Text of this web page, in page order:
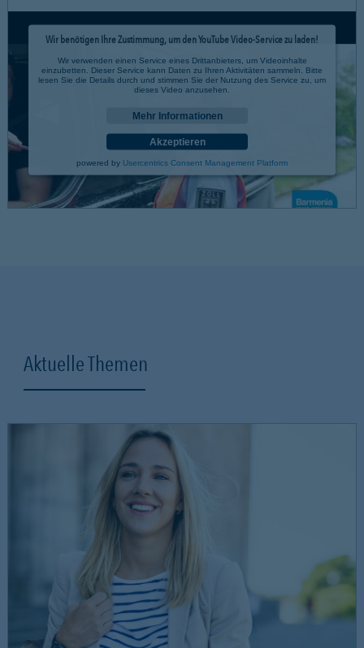
Wir benötigen Ihre Zustimmung, um den YouTube Video-Service zu laden!
Wir verwenden einen Service eines Drittanbieters, um Videoinhalte
einzubetten. Dieser Service kann Daten zu Ihren Aktivitäten sammeln. Bitte
lesen Sie die Details durch und stimmen Sie der Nutzung des Service zu, um
dieses Video anzusehen.
Mehr Informationen
Akzeptieren
powered by Usercentrics Consent Management Platform
Aktuelle Themen